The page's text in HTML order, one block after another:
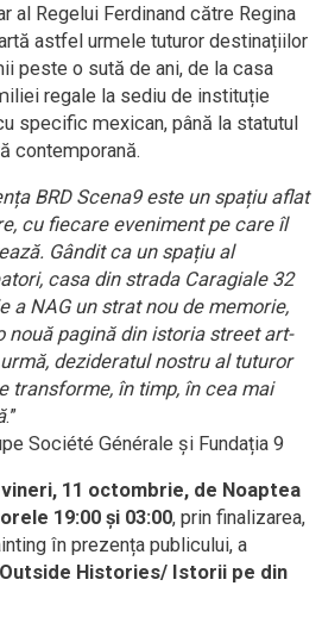
al Regelui Ferdinand către Regina
astfel urmele tuturor destinațiilor
peste o sută de ani, de la casa
regale la sediu de instituție
specific mexican, până la statutul
contemporană.
BRD Scena9 este un spațiu aflat
cu fiecare eveniment pe care îl
Gândit ca un spațiu al
casa din strada Caragiale 32
a NAG un strat nou de memorie,
nouă pagină din istoria street art-
dezideratul nostru al tuturor
transforme, în timp, în cea mai
.”
Société Générale și Fundația 9
11 octombrie, de Noaptea
19:00 și 03:00, prin finalizarea,
în prezența publicului, a
Outside Histories/ Istorii pe din